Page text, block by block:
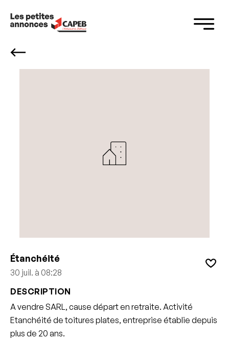
Étanchéité
30 juil. à 08:28
DESCRIPTION
A vendre SARL, cause départ en retraite. Activité
Etanchéité de toitures plates, entreprise établie depuis
plus de 20 ans.